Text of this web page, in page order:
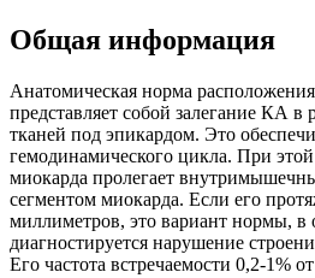
Общая информация
Анатомическая норма
представляет собой залегание КА
тканей под эпикардом. Это
гемодинамического цикла. При
миокарда пролегает
сегментом миокарда. Если его
миллиметров, это вариант нормы, в
диагностируется нарушение
Его частота встречаемости 0,2-1%